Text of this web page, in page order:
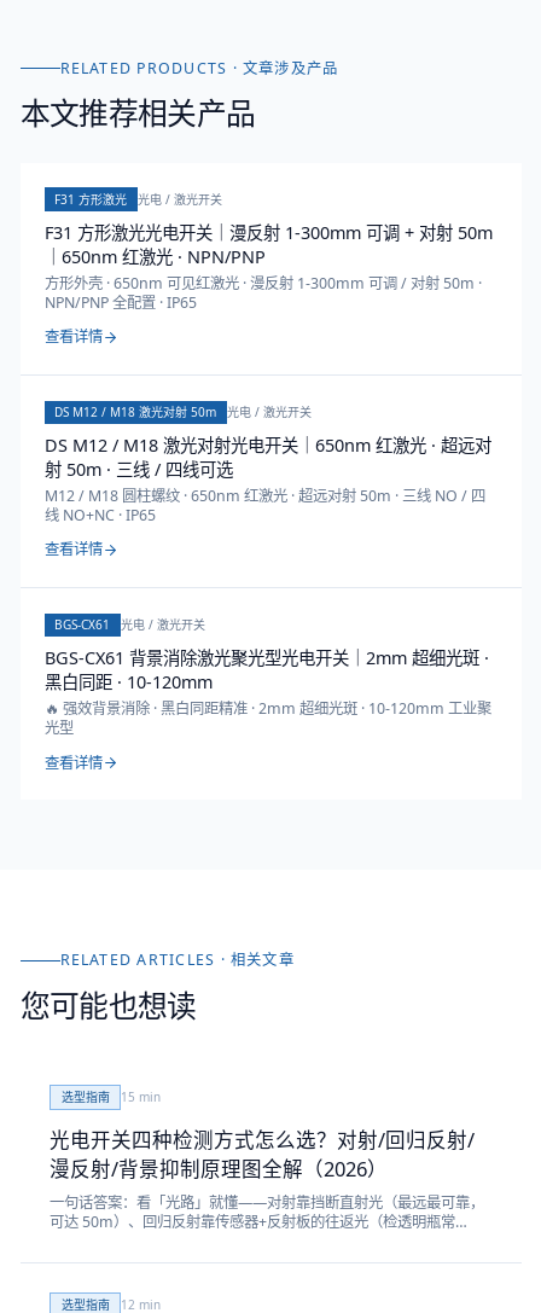
RELATED PRODUCTS · 文章涉及产品
本文推荐相关产品
F31 方形激光 光电 / 激光开关
F31 方形激光光电开关｜漫反射 1-300mm 可调 + 对射 50m
｜650nm 红激光 · NPN/PNP
方形外壳 · 650nm 可见红激光 · 漫反射 1-300mm 可调 / 对射 50m ·
NPN/PNP 全配置 · IP65
查看详情
DS M12 / M18 激光对射 50m 光电 / 激光开关
DS M12 / M18 激光对射光电开关｜650nm 红激光 · 超远对
射 50m · 三线 / 四线可选
M12 / M18 圆柱螺纹 · 650nm 红激光 · 超远对射 50m · 三线 NO / 四
线 NO+NC · IP65
查看详情
BGS-CX61 光电 / 激光开关
BGS-CX61 背景消除激光聚光型光电开关｜2mm 超细光斑 ·
黑白同距 · 10-120mm
🔥 强效背景消除 · 黑白同距精准 · 2mm 超细光斑 · 10-120mm 工业聚
光型
查看详情
RELATED ARTICLES · 相关文章
您可能也想读
选型指南 15 min
光电开关四种检测方式怎么选？对射/回归反射/
漫反射/背景抑制原理图全解（2026）
一句话答案：看「光路」就懂——对射靠挡断直射光（最远最可靠，
可达 50m）、回归反射靠传感器+反射板的往返光（检透明瓶常
制 BGS 靠三角测距按距离设阈值（屏蔽背景、不怕颜色反光）。本
讲透怎么选。
选型指南 12 min